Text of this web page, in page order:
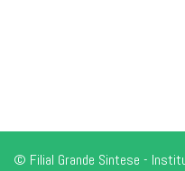
© Filial Grande Sintese -